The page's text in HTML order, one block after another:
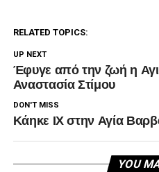
RELATED TOPICS:
UP NEXT
Έφυγε από την ζωή η
Αναστασία Στίμου
DON'T MISS
Κάηκε ΙΧ στην Αγία
YOU